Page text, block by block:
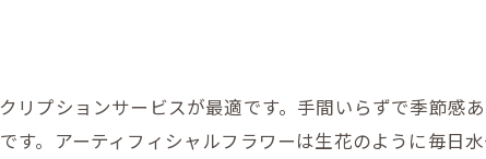
四季のある生活のススメ
プションサービスが最適です。手間いらずで季節感
。アーティフィシャルフラワーは生花のように毎日